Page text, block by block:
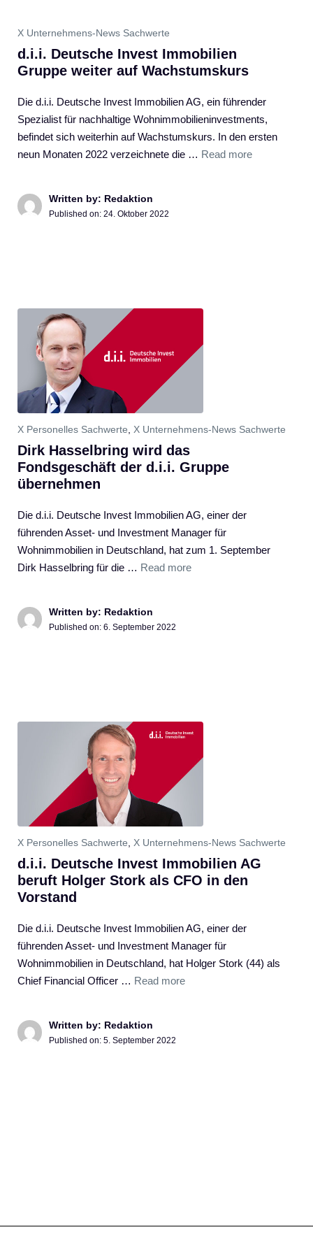
X Unternehmens-News Sachwerte
d.i.i. Deutsche Invest Immobilien
Gruppe weiter auf Wachstumskurs
Die d.i.i. Deutsche Invest Immobilien AG, ein führender
Spezialist für nachhaltige Wohnimmobilieninvestments,
befindet sich weiterhin auf Wachstumskurs. In den ersten
neun Monaten 2022 verzeichnete die … Read more
Written by: Redaktion
Published on: 24. Oktober 2022
X Personelles Sachwerte, X Unternehmens-News Sachwerte
Dirk Hasselbring wird das
Fondsgeschäft der d.i.i. Gruppe
übernehmen
Die d.i.i. Deutsche Invest Immobilien AG, einer der
führenden Asset- und Investment Manager für
Wohnimmobilien in Deutschland, hat zum 1. September
Dirk Hasselbring für die … Read more
Written by: Redaktion
Published on: 6. September 2022
X Personelles Sachwerte, X Unternehmens-News Sachwerte
d.i.i. Deutsche Invest Immobilien AG
beruft Holger Stork als CFO in den
Vorstand
Die d.i.i. Deutsche Invest Immobilien AG, einer der
führenden Asset- und Investment Manager für
Wohnimmobilien in Deutschland, hat Holger Stork (44) als
Chief Financial Officer … Read more
Written by: Redaktion
Published on: 5. September 2022